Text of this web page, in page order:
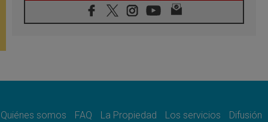
07.08.2026
Tagle: La guerra desfigura el mundo, solo la
como misión al servicio del Evangelio
Quiénes somos FAQ La Propiedad Los servicios Difusión